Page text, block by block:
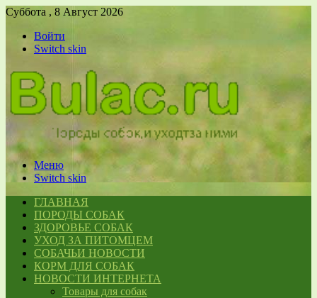
Суббота , 8 Август 2026
Войти
Switch skin
Меню
Switch skin
ГЛАВНАЯ
ПОРОДЫ СОБАК
ЗДОРОВЬЕ СОБАК
УХОД ЗА ПИТОМЦЕМ
СОБАЧЬИ НОВОСТИ
КОРМ ДЛЯ СОБАК
НОВОСТИ ИНТЕРНЕТА
Товары для собак